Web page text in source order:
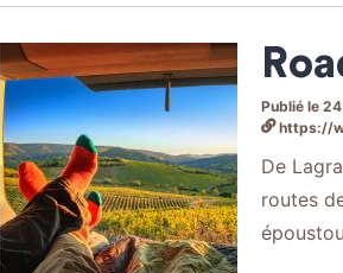
Publié le
https://
De
routes